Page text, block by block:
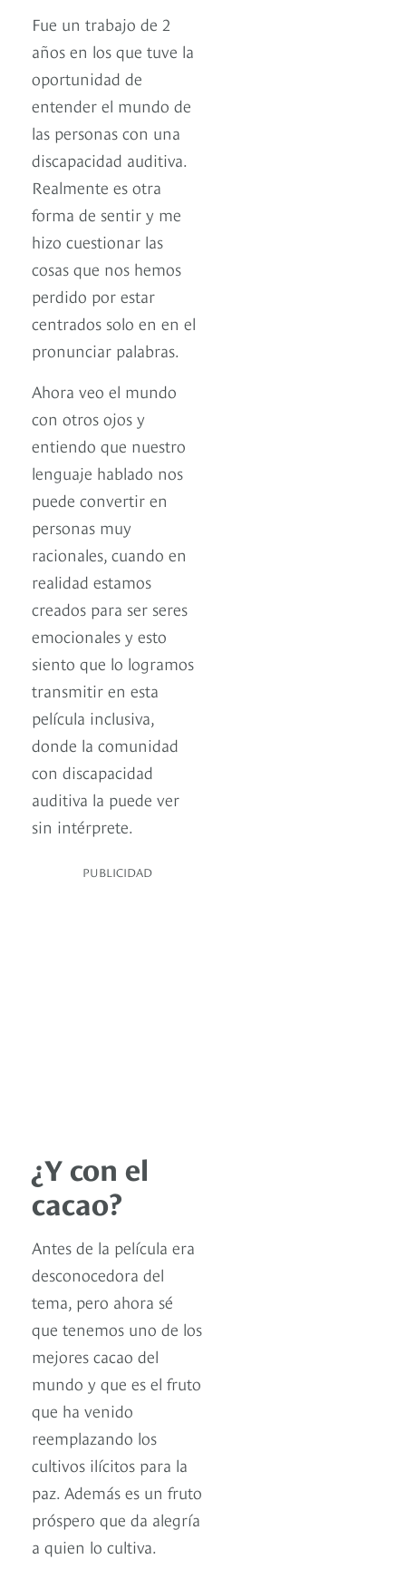
Fue un trabajo de 2
años en los que tuve la
oportunidad de
entender el mundo de
las personas con una
discapacidad auditiva.
Realmente es otra
forma de sentir y me
hizo cuestionar las
cosas que nos hemos
perdido por estar
centrados solo en en el
pronunciar palabras.
Ahora veo el mundo
con otros ojos y
entiendo que nuestro
lenguaje hablado nos
puede convertir en
personas muy
racionales, cuando en
realidad estamos
creados para ser seres
emocionales y esto
siento que lo logramos
transmitir en esta
película inclusiva,
donde la comunidad
con discapacidad
auditiva la puede ver
sin intérprete.
PUBLICIDAD
¿Y con el
cacao?
Antes de la película era
desconocedora del
tema, pero ahora sé
que tenemos uno de los
mejores cacao del
mundo y que es el fruto
que ha venido
reemplazando los
cultivos ilícitos para la
paz. Además es un fruto
próspero que da alegría
a quien lo cultiva.